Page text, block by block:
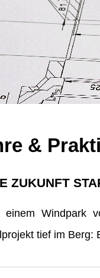
&
ZUKUNFT
Windpark
tief im Berg: